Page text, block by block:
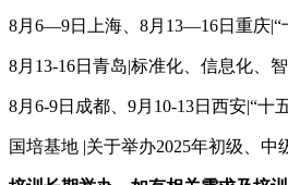
8月6—9日上海、8月13—16日重庆|“
8月13-16日青岛|标准化、信息化、
8月6-9日成都、9月10-13日西安|“
国培基地 |关于举办2025年初级、